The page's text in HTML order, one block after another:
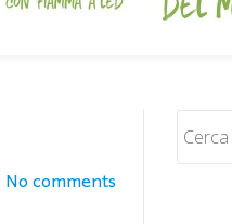
No comments